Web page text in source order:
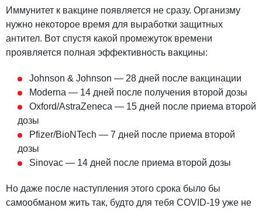
Иммунитет к вакцине появляется не сразу. Организму
нужно некоторое время для выработки защитных
антител. Вот спустя какой промежуток времени
проявляется полная ​​эффективность вакцины:
Johnson & Johnson — 28 дней после вакцинации
Moderna — 14 дней после получения второй дозы
Oxford/AstraZeneca — 15 дней после приема второй
дозы
Pfizer/BioNTech — 7 дней после приема второй
дозы
Sinovac — 14 дней после приема второй дозы
Но даже после наступления этого срока было бы
самообманом жить так, будто для тебя COVID-19 уже не